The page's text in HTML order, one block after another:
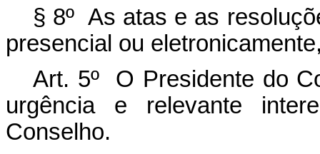
§ 8º As atas e as
presencial ou
Art. 5º O Presidente do
urgência e relevante
Conselho.